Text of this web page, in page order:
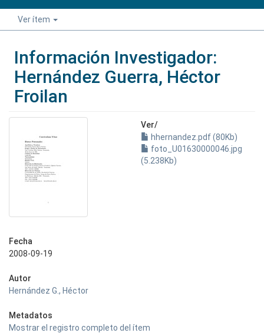
Ver ítem
Información Investigador:
Hernández Guerra, Héctor
Froilan
Ver/
hhernandez.pdf (80Kb)
foto_U01630000046.jpg
(5.238Kb)
Fecha
2008-09-19
Autor
Hernández G., Héctor
Metadatos
Mostrar el registro completo del ítem